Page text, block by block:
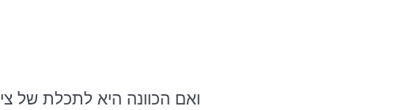
ואם הכוונה היא לתכלת של